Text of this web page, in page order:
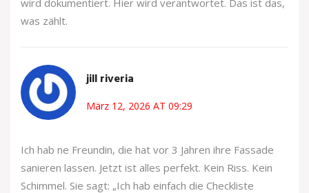
was zählt.
jill riveria
März 12, 2026 AT 09:29
Ich hab ne Freundin, die hat vor 3 Jahren ihre Fassade
sanieren lassen. Jetzt ist alles perfekt. Kein Riss. Kein
Schimmel. Sie sagt: „Ich hab einfach die Checkliste